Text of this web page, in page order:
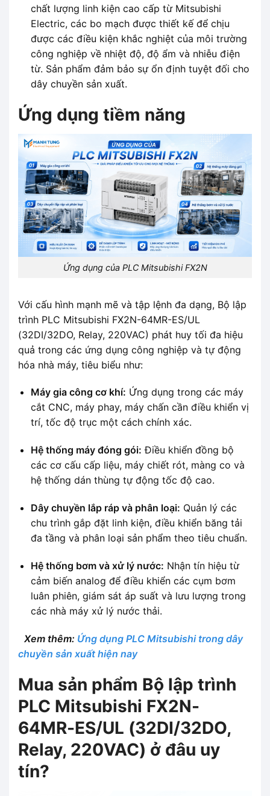
chất lượng linh kiện cao cấp từ Mitsubishi
Electric, các bo mạch được thiết kế để chịu
được các điều kiện khắc nghiệt của môi trường
công nghiệp về nhiệt độ, độ ẩm và nhiễu điện
từ. Sản phẩm đảm bảo sự ổn định tuyệt đối cho
dây chuyền sản xuất.
Ứng dụng tiềm năng
Ứng dụng của PLC Mitsubishi FX2N
Với cấu hình mạnh mẽ và tập lệnh đa dạng, Bộ lập
trình PLC Mitsubishi FX2N-64MR-ES/UL
(32DI/32DO, Relay, 220VAC) phát huy tối đa hiệu
quả trong các ứng dụng công nghiệp và tự động
hóa nhà máy, tiêu biểu như:
Máy gia công cơ khí: Ứng dụng trong các máy
cắt CNC, máy phay, máy chấn cần điều khiển vị
trí, tốc độ trục một cách chính xác.
Hệ thống máy đóng gói: Điều khiển đồng bộ
các cơ cấu cấp liệu, máy chiết rót, màng co và
hệ thống dán thùng tự động tốc độ cao.
Dây chuyền lắp ráp và phân loại: Quản lý các
chu trình gắp đặt linh kiện, điều khiển băng tải
đa tầng và phân loại sản phẩm theo tiêu chuẩn.
Hệ thống bơm và xử lý nước: Nhận tín hiệu từ
cảm biến analog để điều khiển các cụm bơm
luân phiên, giám sát áp suất và lưu lượng trong
các nhà máy xử lý nước thải.
Xem thêm: Ứng dụng PLC Mitsubishi trong dây
chuyền sản xuất hiện nay
Mua sản phẩm Bộ lập trình
PLC Mitsubishi FX2N-
64MR-ES/UL (32DI/32DO,
Relay, 220VAC) ở đâu uy
tín?